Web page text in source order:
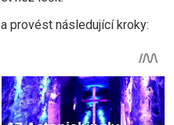
provést následující kroky: